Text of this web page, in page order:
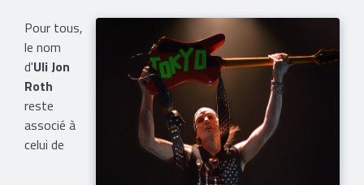
Pour tous,
le nom
d'Uli Jon
Roth
reste
associé à
celui de